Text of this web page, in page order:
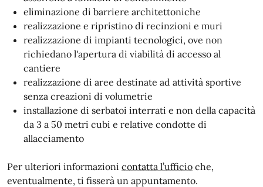
eliminazione di barriere architettoniche
realizzazione e ripristino di recinzioni e muri
realizzazione di impianti tecnologici, ove non
richiedano l'apertura di viabilità di accesso al
cantiere
realizzazione di aree destinate ad attività sportive
senza creazioni di volumetrie
installazione di serbatoi interrati e non della capacità
da 3 a 50 metri cubi e relative condotte di
allacciamento
Per ulteriori informazioni contatta l’ufficio che,
eventualmente, ti fisserà un appuntamento.